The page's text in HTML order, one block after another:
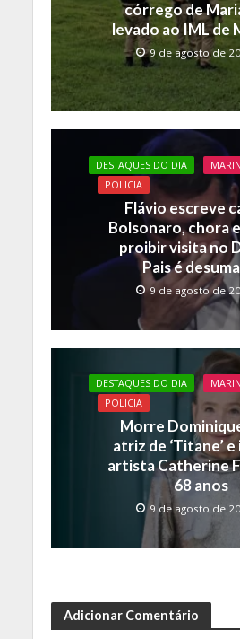
córrego de
levado ao IML de
9 de agosto de
DESTAQUES DO DIA
POLICIA
Flávio escreve
Bolsonaro, chora
proibir visita no
Pais é
9 de agosto de
DESTAQUES DO DIA
POLICIA
Morre
atriz de ‘Titane’ e
artista Catherine
68 anos
9 de agosto de
Adicionar Comentário